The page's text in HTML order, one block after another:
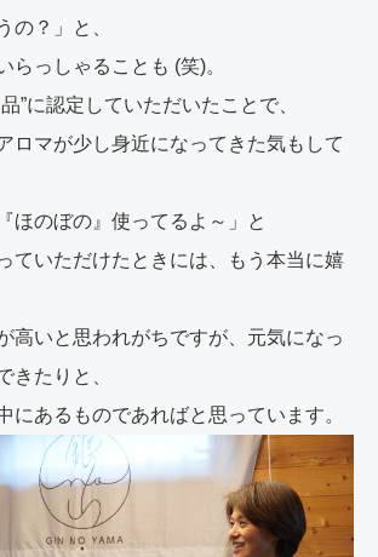
の？」と、
らっしゃることも (笑)。
”に認定していただいたことで、
ロマが少し身近になってきた気もして
ほのぼの』使ってるよ～」と
ていただけたときには、もう本当に嬉
高いと思われがちですが、元気になっ
きたりと、
にあるものであればと思っています。